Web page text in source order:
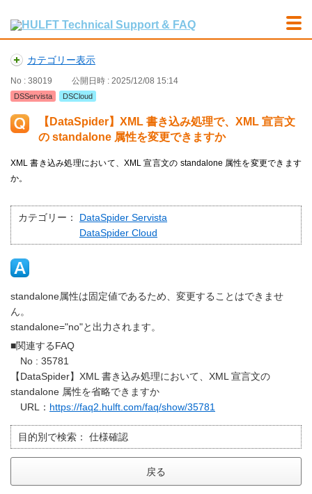
カテゴリー表示
No : 38019 公開日時 : 2025/12/08 15:14
DSServista DSCloud
【DataSpider】XML 書き込み処理で、XML 宣言文
の standalone 属性を変更できますか
XML 書き込み処理において、XML 宣言文の standalone 属性を変更できます
か。
カテゴリー：
DataSpider Servista
DataSpider Cloud
standalone属性は固定値であるため、変更することはできませ
ん。
standalone="no"と出力されます。
■関連するFAQ
No : 35781
【DataSpider】XML 書き込み処理において、XML 宣言文の
standalone 属性を省略できますか
URL： https://faq2.hulft.com/faq/show/35781
目的別で検索： 仕様確認
戻る